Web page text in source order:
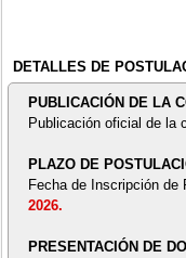
DETALLES DE
PUBLICACIÓN DE LA
Publicación oficial de la
PLAZO DE
Fecha de Inscripción de
2026.
PRESENTACIÓN DE